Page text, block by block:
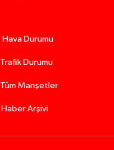
Hava Durumu
Trafik Durumu
Tüm Manşetler
Haber Arşivi